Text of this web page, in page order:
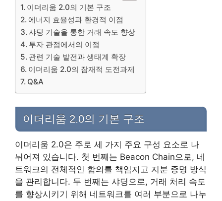
이더리움 2.0의 기본 구조
에너지 효율성과 환경적 이점
샤딩 기술을 통한 거래 속도 향상
투자 관점에서의 이점
관련 기술 발전과 생태계 확장
이더리움 2.0의 잠재적 도전과제
Q&A
이더리움 2.0의 기본 구조
이더리움 2.0은 주로 세 가지 주요 구성 요소로 나
뉘어져 있습니다. 첫 번째는 Beacon Chain으로, 네
트워크의 전체적인 합의를 책임지고 지분 증명 방식
을 관리합니다. 두 번째는 샤딩으로, 거래 처리 속도
를 향상시키기 위해 네트워크를 여러 부분으로 나누